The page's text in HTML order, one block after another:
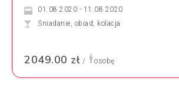
01.08.2020 - 11.08.2020
Śniadanie, obiad, kolacja
2049.00 zł / osobę